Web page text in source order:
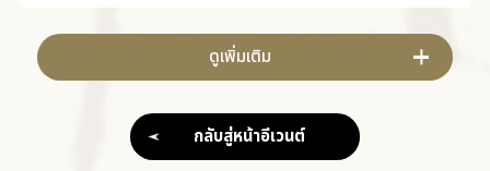
ดูเพิ่มเติม
กลับสู่หน้าอีเวนต์